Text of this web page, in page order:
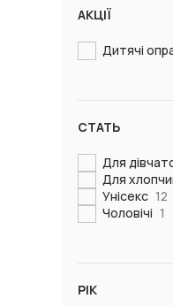
АКЦІЇ
Дитячі
СТАТЬ
Для
Для
Унісекс 12
Чоловічі 1
РІК